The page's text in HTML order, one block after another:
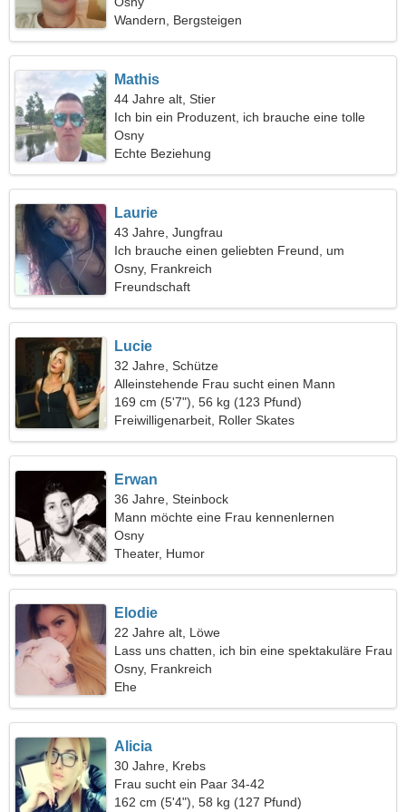
Wandern, Bergsteigen
Mathis
44 Jahre alt, Stier
Ich bin ein Produzent, ich brauche eine tolle
Frau
Osny
Echte Beziehung
Laurie
43 Jahre, Jungfrau
Ich brauche einen geliebten Freund, um
zusammen Ski zu fahren
Osny, Frankreich
Freundschaft
Lucie
32 Jahre, Schütze
Alleinstehende Frau sucht einen Mann
169 cm (5'7"), 56 kg (123 Pfund)
Freiwilligenarbeit, Roller Skates
Erwan
36 Jahre, Steinbock
Mann möchte eine Frau kennenlernen
Osny
Theater, Humor
Elodie
22 Jahre alt, Löwe
Lass uns chatten, ich bin eine spektakuläre Frau
Osny, Frankreich
Ehe
Alicia
30 Jahre, Krebs
Frau sucht ein Paar 34-42
162 cm (5'4"), 58 kg (127 Pfund)